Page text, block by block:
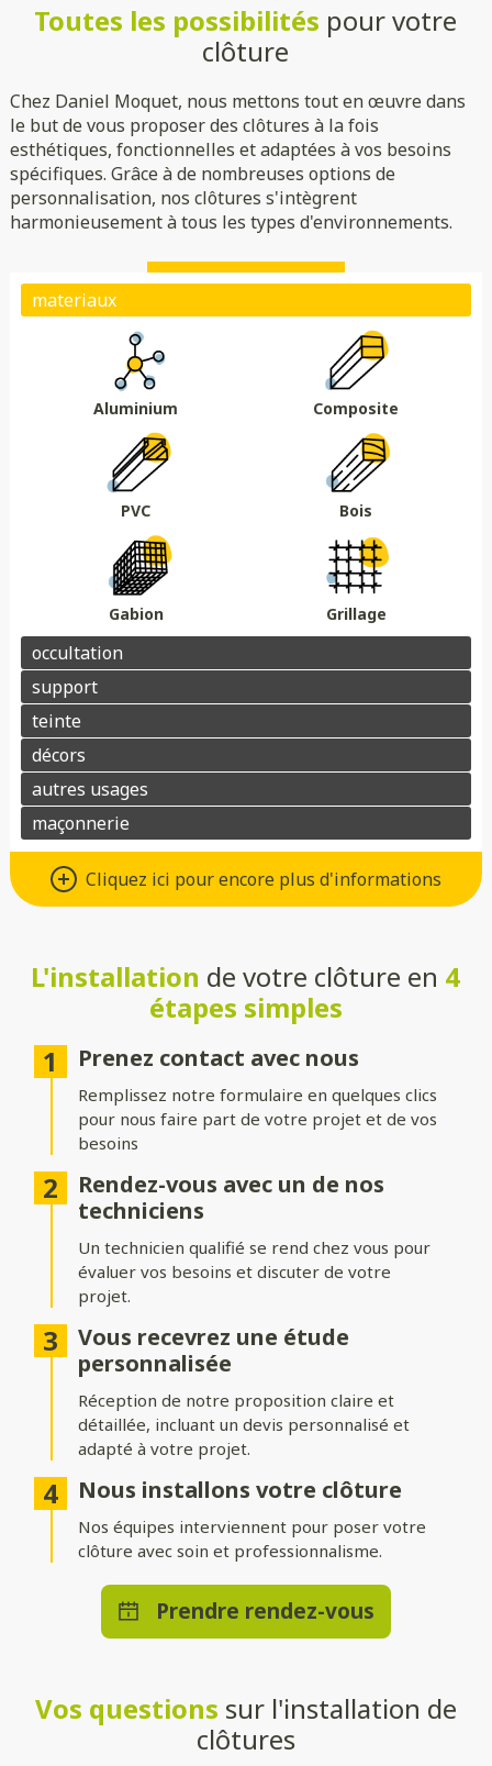
Toutes les possibilités pour votre
clôture
Chez Daniel Moquet, nous mettons tout en œuvre dans
le but de vous proposer des clôtures à la fois
esthétiques, fonctionnelles et adaptées à vos besoins
spécifiques. Grâce à de nombreuses options de
personnalisation, nos clôtures s'intègrent
harmonieusement à tous les types d'environnements.
Aluminium Composite
PVC Bois
Gabion Grillage
Plein
Essences de bois
Coloris au choix
DMC 301
DMC 303 B
DMC 304
DMC 305
Barrière acoustique
Tour piscine
Couvertine
Cliquez ici pour encore plus d'informations
Un grand choix de matériaux de
qualité
: moderne, léger et résistant à la corrosion.
Composite
d’entretien.
: économique, durable et facile à entretenir.
Bois: naturel et chaleureux, idéal pour un extérieur
authentique.
: robuste et contemporain, avec une touche minérale.
: simple, efficace et modulable selon vos besoins.
Différentes options d’occultation
Selon vos envies et vos besoins, nos clôtures peuvent être :
Pleinement occultantes: pour garantir une intimité
maximale.
Ajourées
: pour laisser passer la lumière tout en délimitant
votre espace.
Brise-vue ou brise-vent: pour allier confort et esthétisme.
Une pose adaptée à votre terrain
Que vous souhaitiez une clôture posée directement au sol ou
Un large choix de teintes et de
L'installation de votre clôture en 4
étapes simples
Prenez contact avec nous
Remplissez notre formulaire en quelques clics
pour nous faire part de votre projet et de vos
besoins
Rendez-vous avec un de nos
techniciens
Un technicien qualifié se rend chez vous pour
évaluer vos besoins et discuter de votre
projet.
Vous recevrez une étude
personnalisée
Réception de notre proposition claire et
détaillée, incluant un devis personnalisé et
adapté à votre projet.
Nous installons votre clôture
Nos équipes interviennent pour poser votre
clôture avec soin et professionnalisme.
Prendre rendez-vous
Vos questions sur l'installation de
clôtures